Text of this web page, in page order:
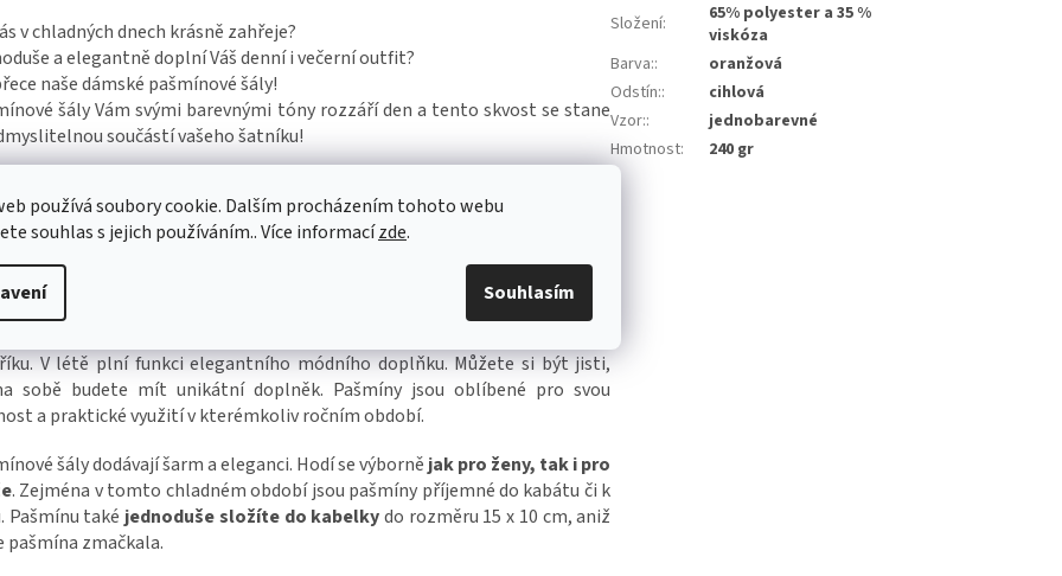
používá soubory cookie. Dalším procházením tohoto webu
souhlas s jejich používáním.. Více informacízde.
Souhlasím
v chladných dnech krásně zahřeje?
a elegantně doplní Váš denní i večerní outfit?
naše dámské pašmínové šály!
šály Vám svými barevnými tóny rozzáří den a tento skvost se stane
součástí vašeho šatníku!
příjemné do kabátu či k saku. Pašmínu také jednoduše složíte do
do rozměru 15 x 10 cm, aniž by se pašmína zmačkala
šála je krásný módní doplněk, je lehká, extra měkká a pohodlná,
pro všechny čtyři roční období
. Během chladnějších letních večerů
V létě plní funkci elegantního módního doplňku. Můžete si být jisti,
sobě budete mít unikátní doplněk. Pašmíny jsou oblíbené pro svou
a praktické využití v kterémkoliv ročním období.
šály dodávají šarm a eleganci. Hodí se výborně jak pro ženy, tak i pro
. Zejména v tomto chladném období jsou pašmíny příjemné do kabátu či k
Pašmínu také jednoduše složíte do kabelkydo rozměru 15 x 10 cm, aniž
pašmína zmačkala.
Složení:
65% polyester a 35 %
viskóza
Barva::
oranžová
Odstín::
cihlová
Vzor::
jednobarevné
Hmotnost: 240 gr